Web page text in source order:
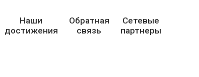
Наши
достижения
Обратная
связь
Сетевые
партнеры